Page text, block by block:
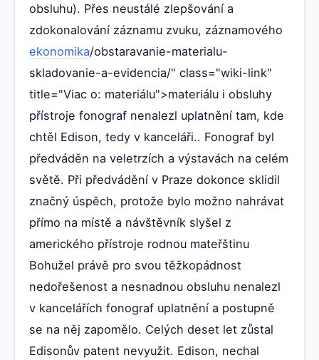
obsluhu). Přes neustálé zlepšování a
zdokonalování záznamu zvuku, záznamového
ekonomika/obstaravanie-materialu-
skladovanie-a-evidencia/" class="wiki-link"
title="Viac o: materiálu">materiálu i obsluhy
přístroje fonograf nenalezl uplatnění tam, kde
chtěl Edison, tedy v kanceláři.. Fonograf byl
předváděn na veletrzích a výstavách na celém
světě. Při předvádění v Praze dokonce sklidil
značný úspěch, protože bylo možno nahrávat
přímo na místě a návštěvník slyšel z
amerického přístroje rodnou mateřštinu
Bohužel právě pro svou těžkopádnost
nedořešenost a nesnadnou obsluhu nenalezl
v kancelářích fonograf uplatnění a postupně
se na něj zapomělo. Celých deset let zůstal
Edisonův patent nevyužit. Edison, nechal